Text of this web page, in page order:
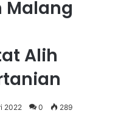
Malang
Alih
2022 0 289